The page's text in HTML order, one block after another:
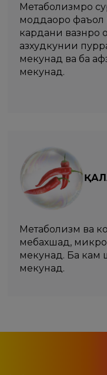
Метаболизмро
моддаҳоро
кардани вазнро
азхудкунии
мекунад ва ба
мекунад.
Метаболизм ва
мебахшад,
мекунад. Ба кам
мекунад.